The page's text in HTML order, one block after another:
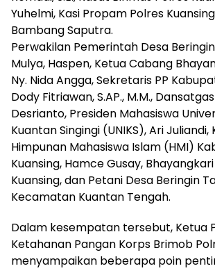
Yuhelmi, Kasi Propam Polres
Bambang Saputra.
Perwakilan Pemerintah Desa
Mulya, Haspen, Ketua Cabang
Ny. Nida Angga, Sekretaris PP
Dody Fitriawan, S.AP., M.M.,
Desrianto, Presiden Mahasiswa
Kuantan Singingi (UNIKS), Ari Juliandi,
Himpunan Mahasiswa Islam (HMI)
Kuansing, Hamce Gusay,
Kuansing, dan Petani Desa Beringin
Kecamatan Kuantan Tengah.
Dalam kesempatan tersebut, Ketua
Ketahanan Pangan Korps Brimob
menyampaikan beberapa poin